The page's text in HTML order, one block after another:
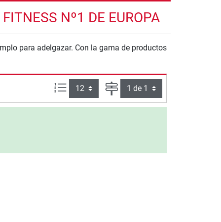
Nº1 DE EUROPA
para adelgazar. Con la gama de productos
Artículos por página:
Página